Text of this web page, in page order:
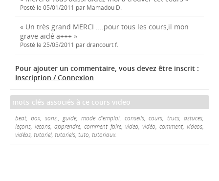
Posté le 05/01/2011 par Mamadou D.
« Un très grand MERCI ....pour tous les cours,il mon
grave aidé a+++ »
Posté le 25/05/2011 par drancourt f.
Pour ajouter un commentaire, vous devez être inscrit :
Inscription / Connexion
mots-clés associés à ce cours video
beat, box, sons,, guide, mode d'emploi, conseils, cours, trucs, astuces,
leçons, lecons, apprendre, comment faire, video, vidéo, comment, videos,
vidéos, tutoriel, tutoriels, tuto, tutoriaux.